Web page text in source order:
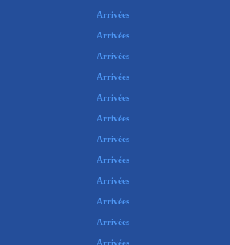
Arrivées
Arrivées
Arrivées
Arrivées
Arrivées
Arrivées
Arrivées
Arrivées
Arrivées
Arrivées
Arrivées
Arrivées